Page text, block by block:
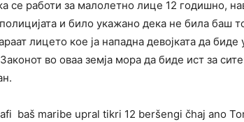
се работи за малолетно лице 12 годишно,
и било укажано дека не била баш
лицето кое ја нападна девојката да
во оваа земја мора да биде ист за
baš maribe upral tikri 12 beršengi čhaj ano